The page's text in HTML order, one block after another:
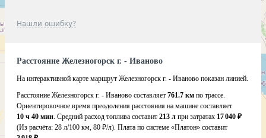
Нашли ошибку?
Расстояние Железногорск г. - Иваново
На интерактивной карте маршрут Железногорск г. - Иваново показан линией.
Расстояние Железногорск г. - Иваново составляет 761.7 км по трассе.
Ориентировочное время преодоления расстояния на машине составляет
10 ч 40 мин. Средний расход топлива составит 213 л при затратах 17 040 ₽
(Из расчёта: 28 л/100 км, 80 ₽/л). Плата по системе «Платон» составит